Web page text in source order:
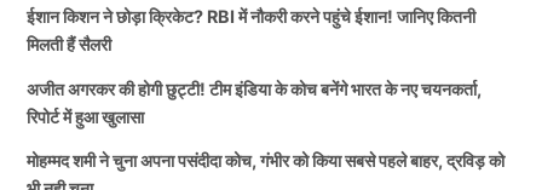
ईशान किशन ने छोड़ा क्रिकेट? RBI में नौकरी करने पहुंचे ईशान! जानिए कितनी
मिलती हैं सैलरी
अजीत अगरकर की होगी छुट्टी! टीम इंडिया के कोच बनेंगे भारत के नए चयनकर्ता,
रिपोर्ट में हुआ खुलासा
मोहम्मद शमी ने चुना अपना पसंदीदा कोच, गंभीर को किया सबसे पहले बाहर, द्रविड़ को